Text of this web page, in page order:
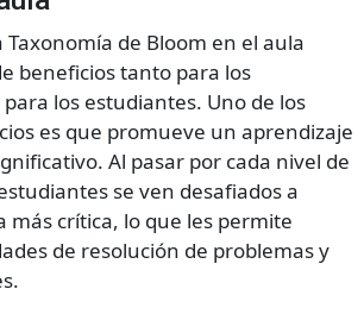
Taxonomía de Bloom en el aula
beneficios tanto para los
los estudiantes. Uno de los
es que promueve un aprendizaje
Al pasar por cada nivel de
se ven desafiados a
más crítica, lo que les permite
de resolución de problemas y